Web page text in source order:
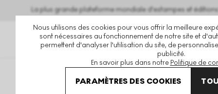
Nous utilisons des cookies pour vous offrir la meilleure
sont nécessaires au fonctionnement de notre site et
permettent d'analyser l'utilisation du site, de
publicité.
En savoir plus dans notre Politique de
PARAMÈTRES DES COOKIES
La plus grande plateforme mondiale d'estampes et